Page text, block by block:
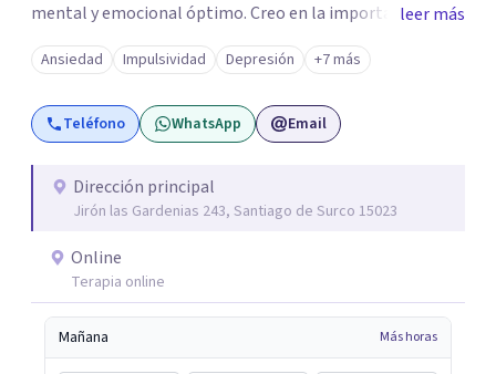
mental y emocional óptimo. Creo en la importancia de
abordar a cada individuo de manera integral,
reconociendo la conexión entre mente, cuerpo y espíritu
en el proceso de sanación. Mi compromiso con el
bienestar de mis actientes es inquebrantable, y estoy en
conocimientos para seguir enriqueciendo mi práctica
terapéutica. En resumen, mi objetivo es guiar a quienes
personal, y juntos, emprender un camino de
autodescubrimiento y sanación integral. Agradezco
sinceramente la oportunidad de presentarme, y estoy
disponible para cualquier consulta o apoyo que necesites.
leer más
Ansiedad Impulsividad Depresión +7 más
Teléfono WhatsApp Email
Dirección principal
Jirón las Gardenias 243, Santiago de Surco 15023
Online
Terapia online
Mañana Más horas